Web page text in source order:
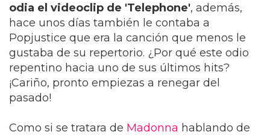
odia el videoclip de 'Telephone', además,
hace unos días también le contaba a
Popjustice que era la canción que menos le
gustaba de su repertorio. ¿Por qué este odio
repentino hacia uno de sus últimos hits?
¡Cariño, pronto empiezas a renegar del
pasado!
Como si se tratara de Madonna hablando de